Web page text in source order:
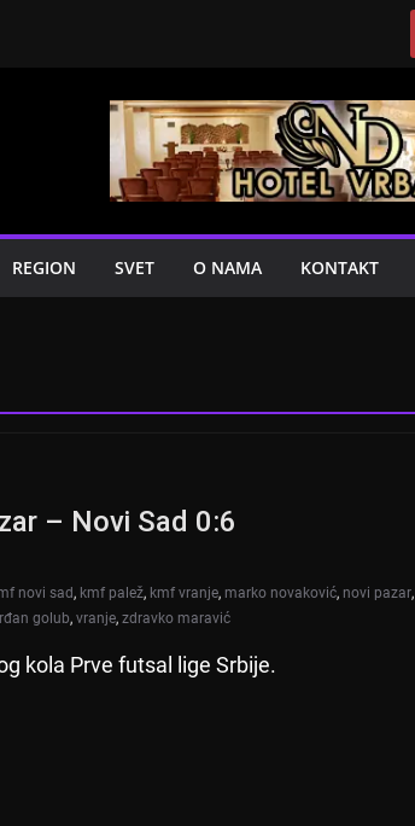
REGION SVET O NAMA KONTAKT
– Novi Sad 0:6
novi sad, kmf palež, kmf vranje, marko novaković, novi pazar,
golub, vranje, zdravko maravić
kola Prve futsal lige Srbije.